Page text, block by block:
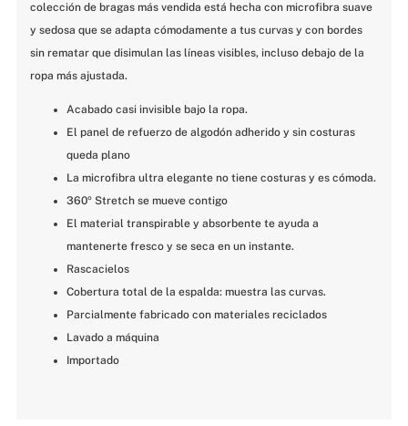
colección de bragas más vendida está hecha con microfibra suave
y sedosa que se adapta cómodamente a tus curvas y con bordes
sin rematar que disimulan las líneas visibles, incluso debajo de la
ropa más ajustada.
Acabado casi invisible bajo la ropa.
El panel de refuerzo de algodón adherido y sin costuras
queda plano
La microfibra ultra elegante no tiene costuras y es cómoda.
360º Stretch se mueve contigo
El material transpirable y absorbente te ayuda a
mantenerte fresco y se seca en un instante.
Rascacielos
Cobertura total de la espalda: muestra las curvas.
Parcialmente fabricado con materiales reciclados
Lavado a máquina
Importado